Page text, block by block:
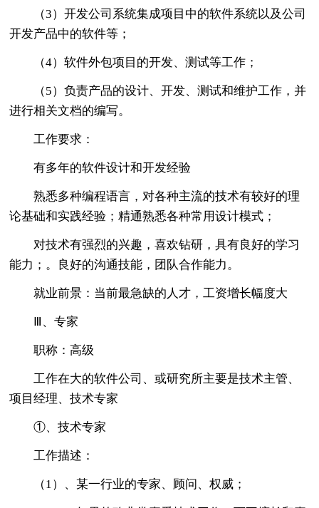
（3）开发公司系统集成项目中的软件系统以及公司
开发产品中的软件等；
（4）软件外包项目的开发、测试等工作；
（5）负责产品的设计、开发、测试和维护工作，并
进行相关文档的编写。
工作要求：
有多年的软件设计和开发经验
熟悉多种编程语言，对各种主流的技术有较好的理
论基础和实践经验；精通熟悉各种常用设计模式；
对技术有强烈的兴趣，喜欢钻研，具有良好的学习
能力；。良好的沟通技能，团队合作能力。
就业前景：当前最急缺的人才，工资增长幅度大
Ⅲ、专家
职称：高级
工作在大的软件公司、或研究所主要是技术主管、
项目经理、技术专家
①、技术专家
工作描述：
（1）、某一行业的专家、顾问、权威；